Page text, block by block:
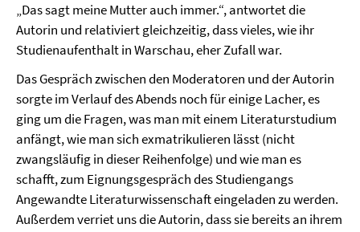
„Das sagt meine Mutter auch immer.“, antwortet die
Autorin und relativiert gleichzeitig, dass vieles, wie ihr
Studienaufenthalt in Warschau, eher Zufall war.
Das Gespräch zwischen den Moderatoren und der Autorin
sorgte im Verlauf des Abends noch für einige Lacher, es
ging um die Fragen, was man mit einem Literaturstudium
anfängt, wie man sich exmatrikulieren lässt (nicht
zwangsläufig in dieser Reihenfolge) und wie man es
schafft, zum Eignungsgespräch des Studiengangs
Angewandte Literaturwissenschaft eingeladen zu werden.
Außerdem verriet uns die Autorin, dass sie bereits an ihrem